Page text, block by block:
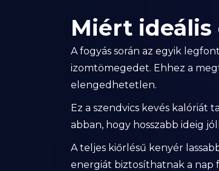
Miért ideális
A fogyás során az egyik
izomtömegedet. Ehhez a
elengedhetetlen.
Ez a szendvics kevés
abban, hogy hosszabb ideig
A teljes kiőrlésű kenyér
energiát biztosíthatnak a nap